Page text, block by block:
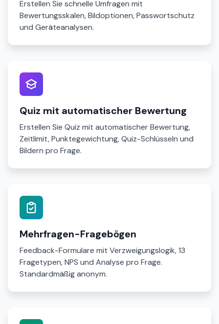
Erstellen Sie schnelle Umfragen mit
Bewertungsskalen, Bildoptionen, Passwortschutz
und Geräteanalysen.
Quiz mit automatischer Bewertung
Erstellen Sie Quiz mit automatischer Bewertung,
Zeitlimit, Punktegewichtung, Quiz-Schlüsseln und
Bildern pro Frage.
Mehrfragen-Fragebögen
Feedback-Formulare mit Verzweigungslogik, 13
Fragetypen, NPS und Analyse pro Frage.
Standardmäßig anonym.